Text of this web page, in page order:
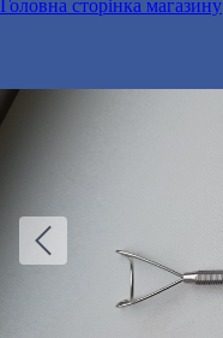
Головна сторінка магазину